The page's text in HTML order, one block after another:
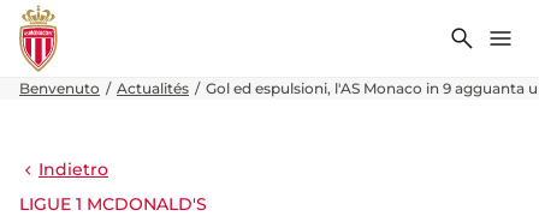
Ricerca
Benvenuto Actualités Gol ed espulsioni, l'AS Monaco in 9 agguanta
Indietro
LIGUE 1 MCDONALD'S